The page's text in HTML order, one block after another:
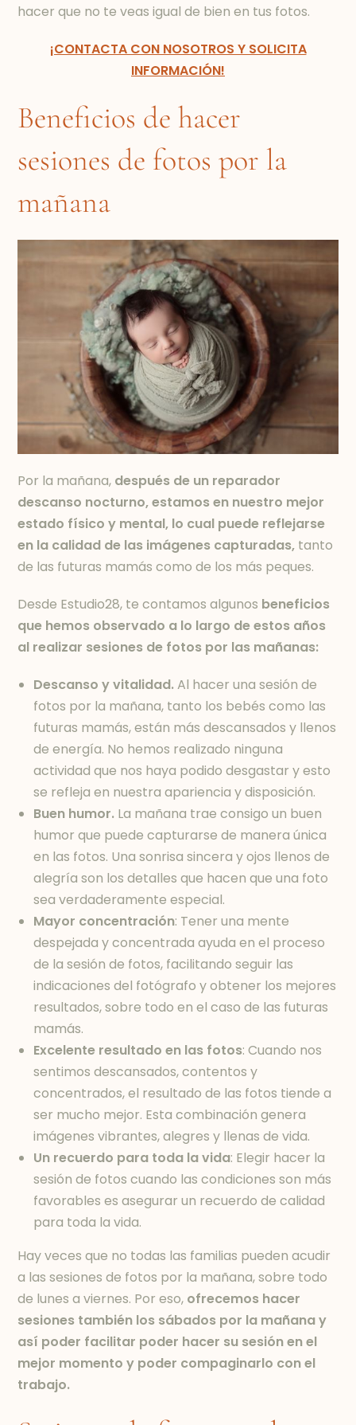
hacer que no te veas igual de bien en tus fotos.
¡CONTACTA CON NOSOTROS Y SOLICITA
INFORMACIÓN!
Beneficios de hacer
sesiones de fotos por la
mañana
Por la mañana, después de un reparador
descanso nocturno, estamos en nuestro mejor
estado físico y mental, lo cual puede reflejarse
en la calidad de las imágenes capturadas, tanto
de las futuras mamás como de los más peques.
Desde Estudio28, te contamos algunos beneficios
que hemos observado a lo largo de estos años
al realizar sesiones de fotos por las mañanas:
Descanso y vitalidad.Al hacer una sesión de
fotos por la mañana, tanto los bebés como las
futuras mamás, están más descansados y llenos
de energía. No hemos realizado ninguna
actividad que nos haya podido desgastar y esto
se refleja en nuestra apariencia y disposición.
Buen humor. La mañana trae consigo un buen
humor que puede capturarse de manera única
en las fotos. Una sonrisa sincera y ojos llenos de
alegría son los detalles que hacen que una foto
sea verdaderamente especial.
Mayor concentración: Tener una mente
despejada y concentrada ayuda en el proceso
de la sesión de fotos, facilitando seguir las
indicaciones del fotógrafo y obtener los mejores
resultados, sobre todo en el caso de las futuras
mamás.
Excelente resultado en las fotos: Cuando nos
sentimos descansados, contentos y
concentrados, el resultado de las fotos tiende a
ser mucho mejor. Esta combinación genera
imágenes vibrantes, alegres y llenas de vida.
Un recuerdo para toda la vida: Elegir hacer la
sesión de fotos cuando las condiciones son más
favorables es asegurar un recuerdo de calidad
para toda la vida.
Hay veces que no todas las familias pueden acudir
a las sesiones de fotos por la mañana, sobre todo
de lunes a viernes. Por eso, ofrecemos hacer
sesiones también los sábados por la mañana y
así poder facilitar poder hacer su sesión en el
mejor momento y poder compaginarlo con el
trabajo.